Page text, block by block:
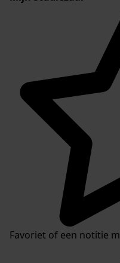
Favoriet of een notitie